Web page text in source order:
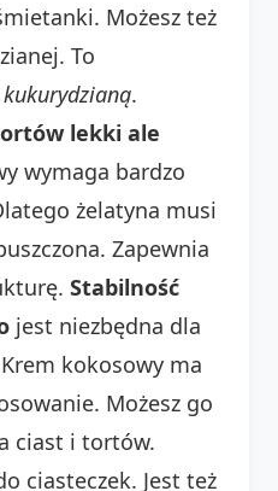
Możesz też
To
.
lekki ale
wymaga bardzo
żelatyna musi
Zapewnia
Stabilność
jest niezbędna dla
kokosowy ma
Możesz go
ciast i tortów.
ciasteczek. Jest też